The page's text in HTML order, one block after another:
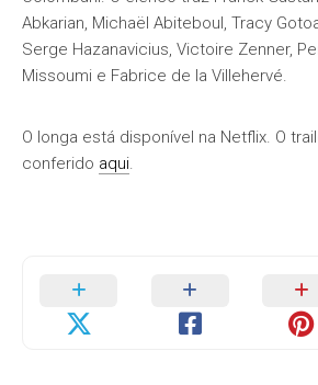
Abkarian, Michaël Abiteboul, Tracy
Serge Hazanavicius, Victoire Zenner,
Missoumi e Fabrice de la Villehervé.
O longa está disponível na Netflix. O
conferido aqui.